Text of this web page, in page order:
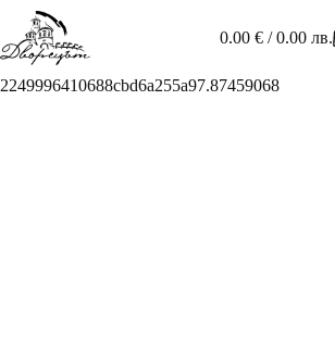
content
Shopping
0.00€ / 0.00 лв.
2249996410688cbd6a255a97.87459068